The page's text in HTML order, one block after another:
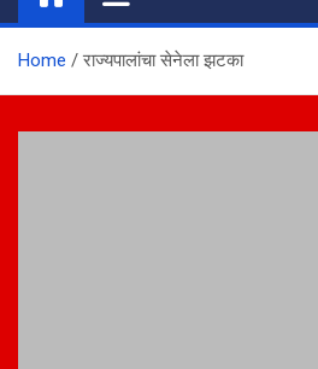
Home राज्यपालांचा सेनेला झटका